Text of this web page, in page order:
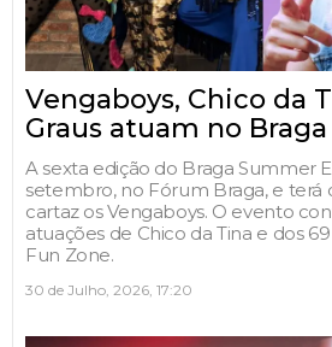
Vengaboys, Chico da
Graus atuam no
A sexta edição do Braga Summer
setembro, no Fórum Braga, e terá
cartaz os Vengaboys. O evento
atuações de Chico da Tina e dos
Fun Zone.
30 de Julho, 2026, 17:20